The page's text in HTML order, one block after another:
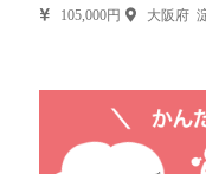
105,000円
大阪府